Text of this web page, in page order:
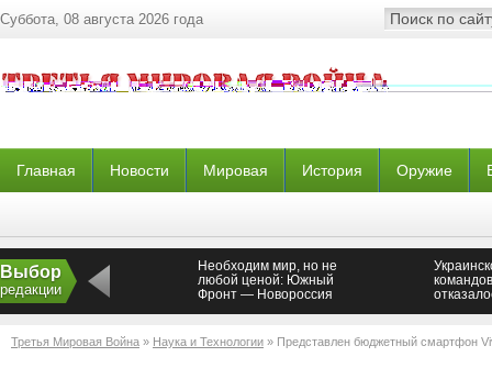
Суббота, 08 августа 2026 года
Главная Новости Мировая История Оружие
Выбор
редакции
Необходим мир, но не
любой ценой: Южный
Фронт — Новороссия
Третья Мировая Война » Наука и Технологии » Представлен бюджетный смартфон